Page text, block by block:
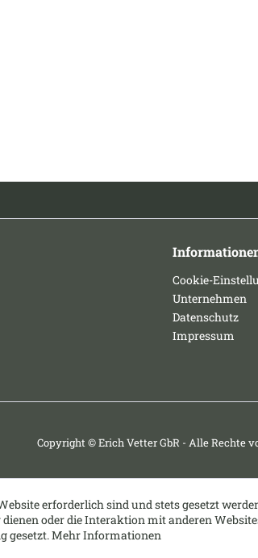
Cookie-
Unternehmen
Datenschutz
Impressum
Copyright © Erich Vetter GbR - Alle Rechte
erforderlich sind und stets gesetzt
oder die Interaktion mit anderen
gesetzt.Mehr Informationen